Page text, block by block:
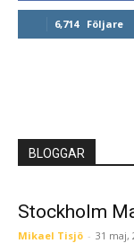
6,714 Följare
BLOGGAR
Stockholm
Mikael Tisjö - 31 maj,